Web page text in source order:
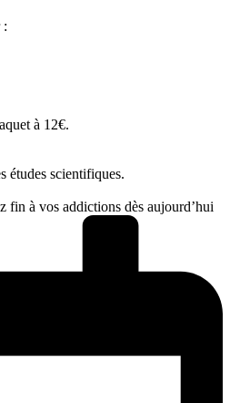
:
à 12€.
études scientifiques.
fin à vos addictions dès aujourd’hui